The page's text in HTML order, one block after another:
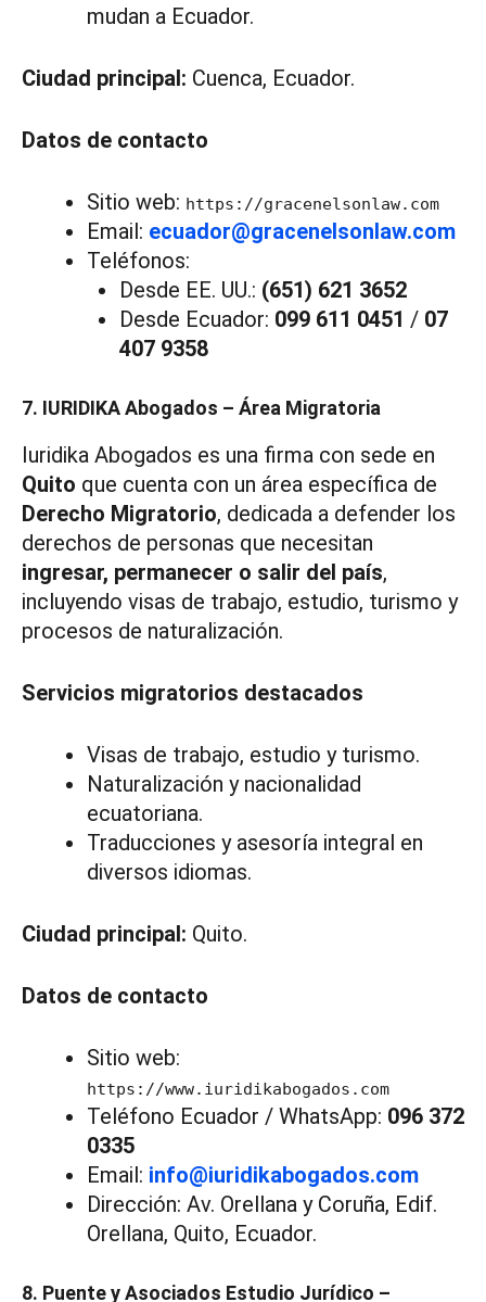
mudan a Ecuador.
Ciudad principal: Cuenca, Ecuador.
Datos de contacto
Sitio web: https://gracenelsonlaw.com
Email: ecuador@gracenelsonlaw.com
Teléfonos:
Desde EE. UU.: (651) 621 3652
Desde Ecuador: 099 611 0451 / 07
407 9358
7. IURIDIKA Abogados – Área Migratoria
Iuridika Abogados es una firma con sede en
Quito que cuenta con un área específica de
Derecho Migratorio, dedicada a defender los
derechos de personas que necesitan
ingresar, permanecer o salir del país,
incluyendo visas de trabajo, estudio, turismo y
procesos de naturalización.
Servicios migratorios destacados
Visas de trabajo, estudio y turismo.
Naturalización y nacionalidad
ecuatoriana.
Traducciones y asesoría integral en
diversos idiomas.
Ciudad principal: Quito.
Datos de contacto
Sitio web:
https://www.iuridikabogados.com
Teléfono Ecuador / WhatsApp: 096 372
0335
Email: info@iuridikabogados.com
Dirección: Av. Orellana y Coruña, Edif.
Orellana, Quito, Ecuador.
8. Puente y Asociados Estudio Jurídico –